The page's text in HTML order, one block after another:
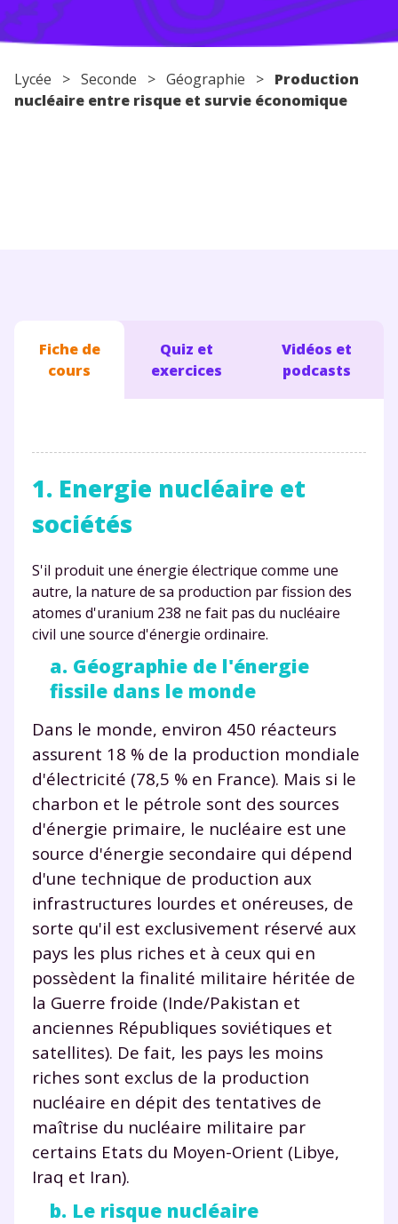
Conseils pour les parents
Lycée > Seconde > Géographie > Production
nucléaire entre risque et survie économique
Fiche de
cours
Quiz et
exercices
Vidéos et
podcasts
1. Energie nucléaire et
sociétés
S'il produit une énergie électrique comme une
autre, la nature de sa production par fission des
atomes d'uranium 238 ne fait pas du nucléaire
civil une source d'énergie ordinaire.
a. Géographie de l'énergie
fissile dans le monde
Dans le monde, environ 450 réacteurs
assurent 18 % de la production mondiale
d'électricité (78,5 % en France). Mais si le
charbon et le pétrole sont des sources
d'énergie primaire, le nucléaire est une
source d'énergie secondaire qui dépend
d'une technique de production aux
infrastructures lourdes et onéreuses, de
sorte qu'il est exclusivement réservé aux
pays les plus riches et à ceux qui en
possèdent la finalité militaire héritée de
la Guerre froide (Inde/Pakistan et
anciennes Républiques soviétiques et
satellites). De fait, les pays les moins
riches sont exclus de la production
nucléaire en dépit des tentatives de
maîtrise du nucléaire militaire par
certains Etats du Moyen-Orient (Libye,
Iraq et Iran).
b. Le risque nucléaire